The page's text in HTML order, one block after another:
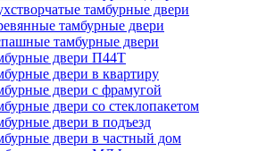
тамбурные двери
тамбурные двери
тамбурные двери
двери П44Т
двери в квартиру
двери с фрамугой
двери со стеклопакетом
двери в подъезд
двери в частный дом